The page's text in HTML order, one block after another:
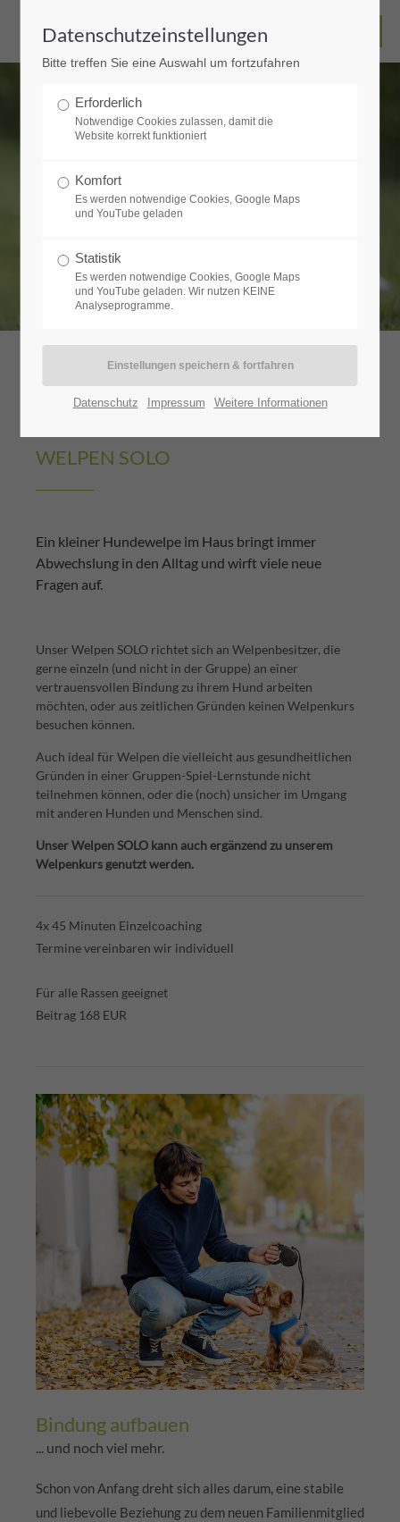
WELPEN SOLO
Ein kleiner Hundewelpe im Haus bringt immer
Abwechslung in den Alltag und wirft viele neue
Fragen auf.
Unser Welpen SOLO richtet sich an Welpenbesitzer, die
gerne einzeln (und nicht in der Gruppe) an einer
vertrauensvollen Bindung zu ihrem Hund arbeiten
möchten, oder aus zeitlichen Gründen keinen Welpenkurs
besuchen können.
Auch ideal für Welpen die vielleicht aus gesundheitlichen
Gründen in einer Gruppen-Spiel-Lernstunde nicht
teilnehmen können, oder die (noch) unsicher im Umgang
mit anderen Hunden und Menschen sind.
Unser Welpen SOLO kann auch ergänzend zu unserem
Welpenkurs genutzt werden.
4x 45 Minuten Einzelcoaching
Termine vereinbaren wir individuell
Für alle Rassen geeignet
Beitrag 168 EUR
Bindung aufbauen
... und noch viel mehr.
Schon von Anfang dreht sich alles darum, eine stabile
und liebevolle Beziehung zu dem neuen Familienmitglied
Datenschutzeinstellungen
Bitte treffen Sie eine Auswahl um fortzufahren
Erforderlich
Notwendige Cookies zulassen, damit die
Website korrekt funktioniert
Komfort
Es werden notwendige Cookies, Google Maps
und YouTube geladen
Statistik
Es werden notwendige Cookies, Google Maps
und YouTube geladen. Wir nutzen KEINE
Analyseprogramme.
Datenschutz Impressum Weitere Informationen